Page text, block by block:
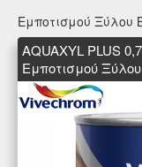
Εμποτισμού
AQUAXYL PLUS
Εμποτισμού